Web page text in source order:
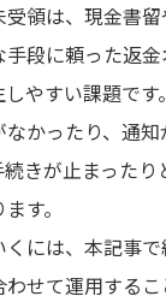
領は、現金書
手段に頼った返
やすい課題で
かったり、通
きが止まった
す。
くには、本記事
せて運用するこ